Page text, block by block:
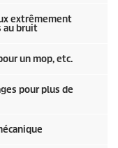
extrêmement
au bruit
un mop, etc.
pour plus de